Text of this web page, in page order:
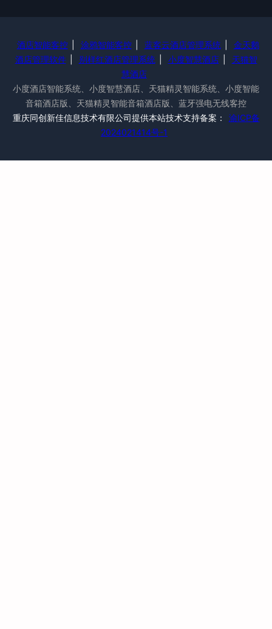
酒店智能客控 涂鸦智能客控 蓝客云酒店管理系统
金天鹅
酒店管理软件
别样红酒店管理系统 小度智慧酒店
天猫智
慧酒店
小度酒店智能系统、小度智慧酒店、天猫精灵智能系统、小度智能
音箱酒店版、天猫精灵智能音箱酒店版、蓝牙强电无线客控
重庆同创新佳信息技术有限公司提供本站技术支持备案：
渝ICP备
2024021414号-1